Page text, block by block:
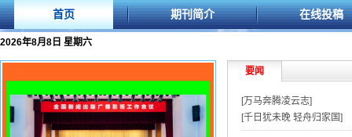
首页 期刊简介 在线投稿
2026年8月8日 星期六
要闻
[万马奔腾凌云志]
[千日犹未晚 轻舟归家国]